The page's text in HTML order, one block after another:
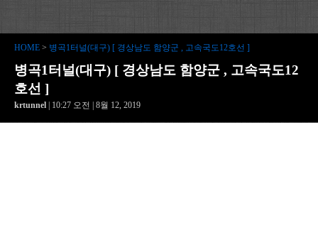
HOME > 병곡1터널(대구) [ 경상남도 함양군 , 고속국도12호선 ]
병곡1터널(대구) [ 경상남도 함양군 , 고속국도12
호선 ]
krtunnel | 10:27 오전 | 8월 12, 2019